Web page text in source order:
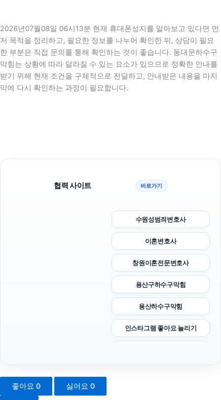
2026년07월08일 06시13분 현재 휴대폰성지를 알아보고 있다면 먼
저 목적을 정리하고, 필요한 정보를 나누어 확인한 뒤, 상담이 필요
한 부분은 직접 문의를 통해 확인하는 것이 좋습니다. 동대문하수구
막힘는 상황에 따라 달라질 수 있는 요소가 있으므로 정확한 안내를
받기 위해 현재 조건을 구체적으로 전달하고, 안내받은 내용을 마지
막에 다시 확인하는 과정이 필요합니다.
협력 사이트 바로가기
수원성범죄변호사
이혼변호사
창원이혼전문변호사
용산구하수구막힘
용산하수구막힘
인스타그램 좋아요 늘리기
좋아요 0 싫어요 0